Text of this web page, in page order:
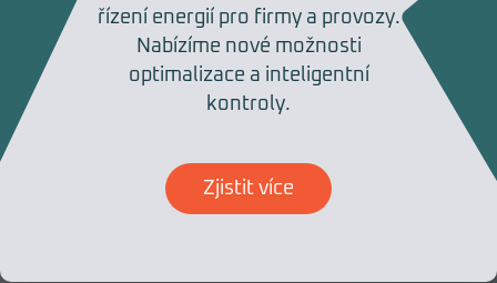
řízení energií pro firmy a provozy.
Nabízíme nové možnosti
optimalizace a inteligentní
kontroly.
Zjistit více